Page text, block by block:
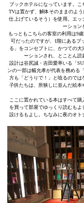
ブックホテルになっています。
TVは置かず、解体そのままのよ
仕上げているそう）を使用。エ
ーション
もっともこちらの客室の利用は9
可だったのですが、1階にあるブ
る」をコンセプトに、かつての
ーションされ、とことん読
設計は谷尻誠・吉田愛率いる「
ンの一部は幅允孝が代表を務める
方も「どうりで！」と唸るので
子供たちは、所狭しに並んだ絵
ここに置かれている本はすべて
を買って部屋でゆっくり読むも
設けるもよし。ちなみに夜のオ